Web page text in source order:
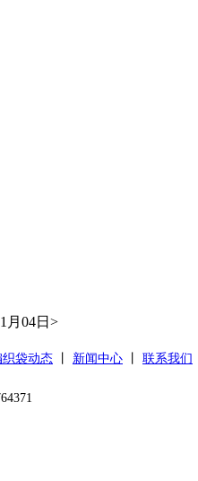
月04日>
织袋动态 新闻中心 联系我们